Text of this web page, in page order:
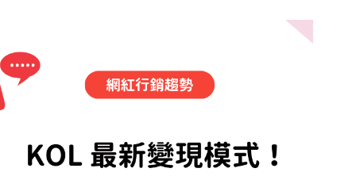
迎，而迷因帳號又可以透過什麼樣的方式與品牌合作？
一起來看看吧！